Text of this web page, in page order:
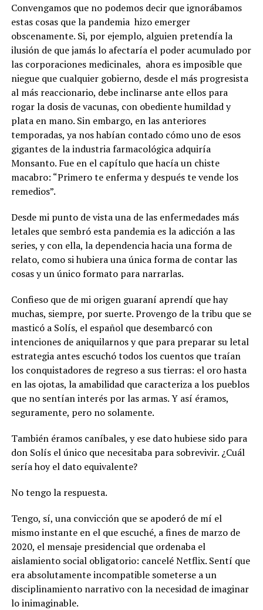
Convengamos que no podemos decir que ignorábamos
estas cosas que la pandemia hizo emerger
obscenamente. Si, por ejemplo, alguien pretendía la
ilusión de que jamás lo afectaría el poder acumulado por
las corporaciones medicinales, ahora es imposible que
niegue que cualquier gobierno, desde el más progresista
al más reaccionario, debe inclinarse ante ellos para
rogar la dosis de vacunas, con obediente humildad y
plata en mano. Sin embargo, en las anteriores
temporadas, ya nos habían contado cómo uno de esos
gigantes de la industria farmacológica adquiría
Monsanto. Fue en el capítulo que hacía un chiste
macabro: “Primero te enferma y después te vende los
remedios”.
Desde mi punto de vista una de las enfermedades más
letales que sembró esta pandemia es la adicción a las
series, y con ella, la dependencia hacia una forma de
relato, como si hubiera una única forma de contar las
cosas y un único formato para narrarlas.
Confieso que de mi origen guaraní aprendí que hay
muchas, siempre, por suerte. Provengo de la tribu que se
masticó a Solís, el español que desembarcó con
intenciones de aniquilarnos y que para preparar su letal
estrategia antes escuchó todos los cuentos que traían
los conquistadores de regreso a sus tierras: el oro hasta
en las ojotas, la amabilidad que caracteriza a los pueblos
que no sentían interés por las armas. Y así éramos,
seguramente, pero no solamente.
También éramos caníbales, y ese dato hubiese sido para
don Solís el único que necesitaba para sobrevivir. ¿Cuál
sería hoy el dato equivalente?
No tengo la respuesta.
Tengo, sí, una convicción que se apoderó de mí el
mismo instante en el que escuché, a fines de marzo de
2020, el mensaje presidencial que ordenaba el
aislamiento social obligatorio: cancelé Netflix. Sentí que
era absolutamente incompatible someterse a un
disciplinamiento narrativo con la necesidad de imaginar
lo inimaginable.